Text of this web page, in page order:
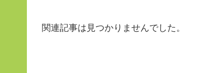
関連記事は見つかりませんでした。